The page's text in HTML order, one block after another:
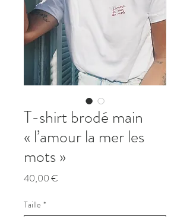
T-shirt brodé main
« l’amour la mer les
mots »
40,00 €
Taille *